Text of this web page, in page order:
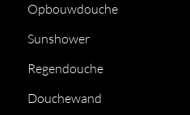
Opbouwdouche
Sunshower
Regendouche
Douchewand